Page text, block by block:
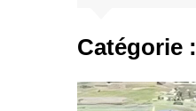
Catégorie :